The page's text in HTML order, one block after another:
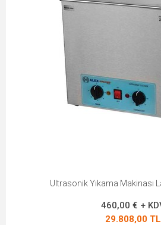
Ultrasonik Yıkama Makinası
460,00 € +
29.808,00 TL